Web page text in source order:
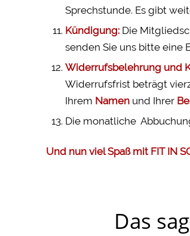
Sprechstunde. Es gibt
Kündigung: Die
senden Sie uns bitte eine
Widerrufsbelehrung und
Widerrufsfrist beträgt
Ihrem Namen und Ihrer
Die monatliche
Und nun viel Spaß mit FIT IN
Das